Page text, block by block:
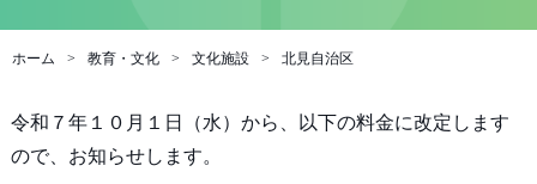
ホーム 教育・文化 文化施設 北見自治区
令和７年１０月１日（水）から、以下の料金に改定します
ので、お知らせします。